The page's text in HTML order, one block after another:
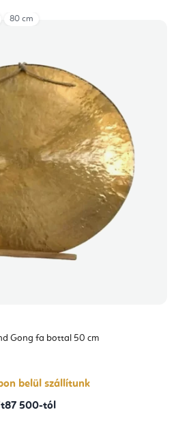
Gong fa bottal 50 cm
belül szállítunk
500-tól
80 cm